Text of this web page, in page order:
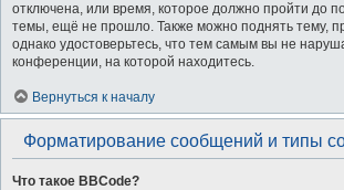
отключена, или время, которое должно пройти до
темы, ещё не прошло. Также можно поднять тему,
однако удостоверьтесь, что тем самым вы не
конференции, на которой находитесь.
Вернуться к началу
Форматирование сообщений и типы
Что такое BBCode?